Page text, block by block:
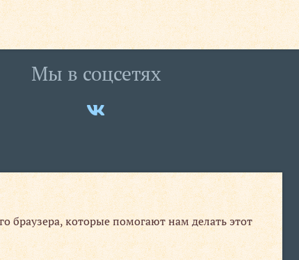
браузера, которые помогают нам делать этот
Мы в соцсетях